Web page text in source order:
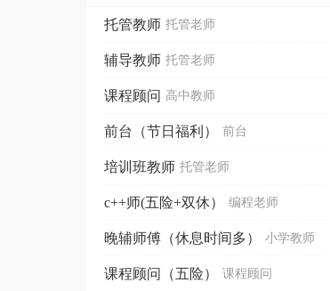
托管教师 托管老师
辅导教师 托管老师
课程顾问 高中教师
前台（节日福利） 前台
培训班教师 托管老师
c++师(五险+双休） 编程老师
晚辅师傅（休息时间多） 小学教师
课程顾问（五险） 课程顾问